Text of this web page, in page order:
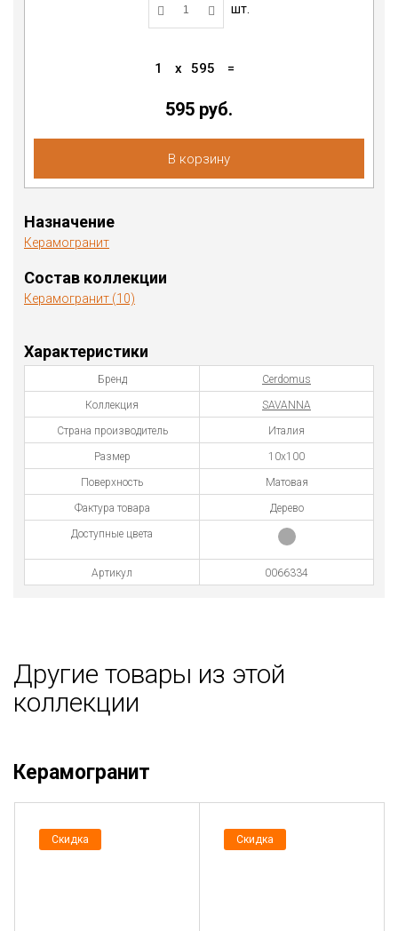
шт.
1 x 595 =
595 руб.
В корзину
Назначение
Керамогранит
Состав коллекции
Керамогранит (10)
Характеристики
Бренд Cerdomus
Коллекция SAVANNA
Страна производитель Италия
Размер 10х100
Поверхность Матовая
Фактура товара Дерево
Доступные цвета
Артикул 0066334
Другие товары из этой
коллекции
Керамогранит
Скидка Скидка